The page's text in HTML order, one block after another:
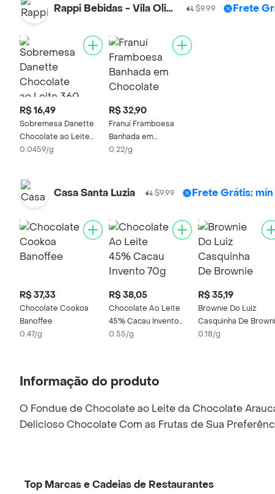
Rappi Bebidas - Vila Olimpia $9.99 Frete
R$ 16,49
Sobremesa Danette
Chocolate ao Leite
360 g 4 Unidades
0.0459/g
R$ 32,90
Franuí Framboesa
Banhada em
Chocolate ao Leite
0.22/g
Casa Santa Luzia $9.99 Frete Grátis:
R$ 37,33
Chocolate Cookoa
Banoffee
0.47/g
R$ 38,05
Chocolate Ao Leite
45% Cacau Invento
70g
0.55/g
R$ 35,19
Brownie Do Luiz
Casquinha De
De Chocolate
0.18/g
Informação do produto
O Fondue de Chocolate ao Leite da Chocolate
Delicioso Chocolate Com as Frutas de Sua
Top Marcas e Cadeias de Restaurantes